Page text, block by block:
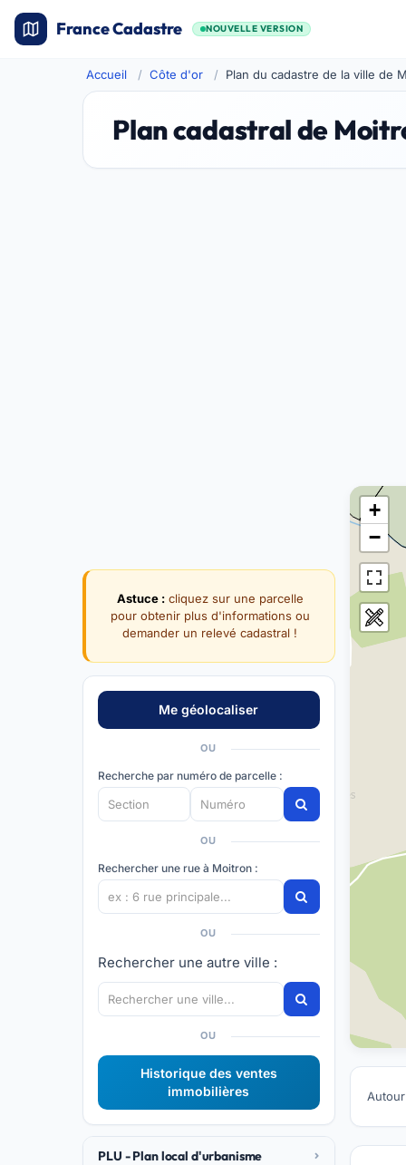
France Cadastre NOUVELLE VERSION
Accueil Côte d'or Plan du cadastre de la ville de
Plan cadastral de
Astuce :cliquez sur une parcelle
pour obtenir plus d'informations ou
demander un relevé cadastral !
OU
Recherche par numéro de parcelle :
OU
Rechercher une rue à Moitron :
OU
Rechercher une autre ville :
OU
Historique des ventes
immobilières
PLU - Plan local d'urbanisme
+
−